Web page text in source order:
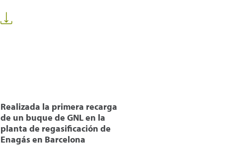
Realizada la primera recarga
de un buque de GNL en la
planta de regasificación de
Enagás en Barcelona